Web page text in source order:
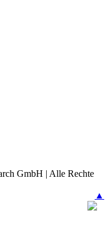
GmbH | Alle Rechte
▲